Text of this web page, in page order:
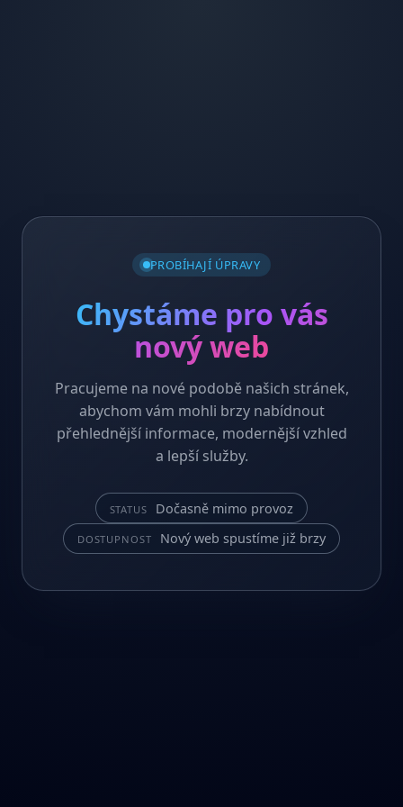
PROBÍHAJÍ ÚPRAVY
Chystáme pro vás
nový web
Pracujeme na nové podobě našich stránek,
abychom vám mohli brzy nabídnout
přehlednější informace, modernější vzhled
a lepší služby.
STATUS Dočasně mimo provoz
DOSTUPNOST Nový web spustíme již brzy